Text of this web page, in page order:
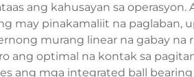
ang kahusayan sa
may pinakamaliit na
murang linear na gabay
ang optimal na kontak sa
ang mga integrated ball